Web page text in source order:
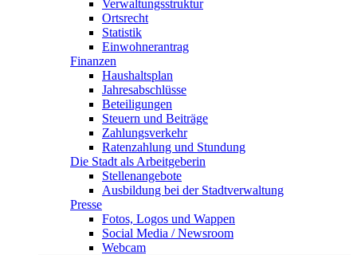
Verwaltungsstruktur
Ortsrecht
Statistik
Einwohnerantrag
Finanzen
Haushaltsplan
Jahresabschlüsse
Beteiligungen
Steuern und Beiträge
Zahlungsverkehr
Ratenzahlung und Stundung
Die Stadt als Arbeitgeberin
Stellenangebote
Ausbildung bei der Stadtverwaltung
Presse
Fotos, Logos und Wappen
Social Media / Newsroom
Webcam